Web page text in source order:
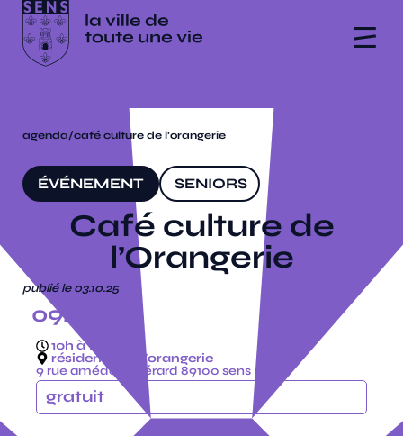
agenda/café culture de l’orangerie
ÉVÉNEMENT SENIORS
Café culture de
l’Orangerie
publié le 03.10.25
09.02.26
10h à 12h
résidence de l'orangerie
9 rue amédée guérard 89100 sens
gratuit